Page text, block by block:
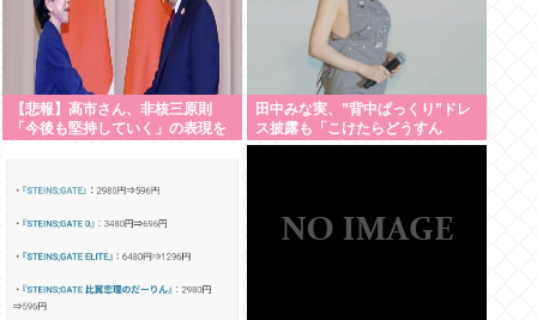
【悲報】高市さん、非核三原則
「今後も堅持していく」の表現を
田中みな実、”背中ぱっくり”ドレ
ス披露も「こけたらどうすん
の？」10cm超ヒールに心配続